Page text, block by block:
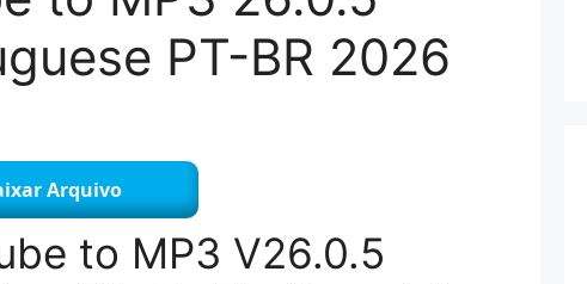
PT-BR 2026
Arquivo
to MP3 V26.0.5